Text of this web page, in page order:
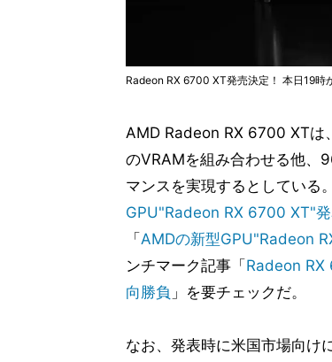
Radeon RX 6700 XT発売決定！ 本日19時
AMD Radeon RX 6700 XTは
のVRAMを組み合わせる他、
マンスを実現するとしている
GPU"Radeon RX 6700 XT"
「 AMDの新型GPU"Radeon
ンチマーク記事「 Radeon RX
向勝負 」を要チェックだ。
なお、発表時に米国市場向け